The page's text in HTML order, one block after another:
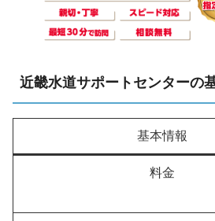
近畿水道サポートセンターの
基本情報
料金